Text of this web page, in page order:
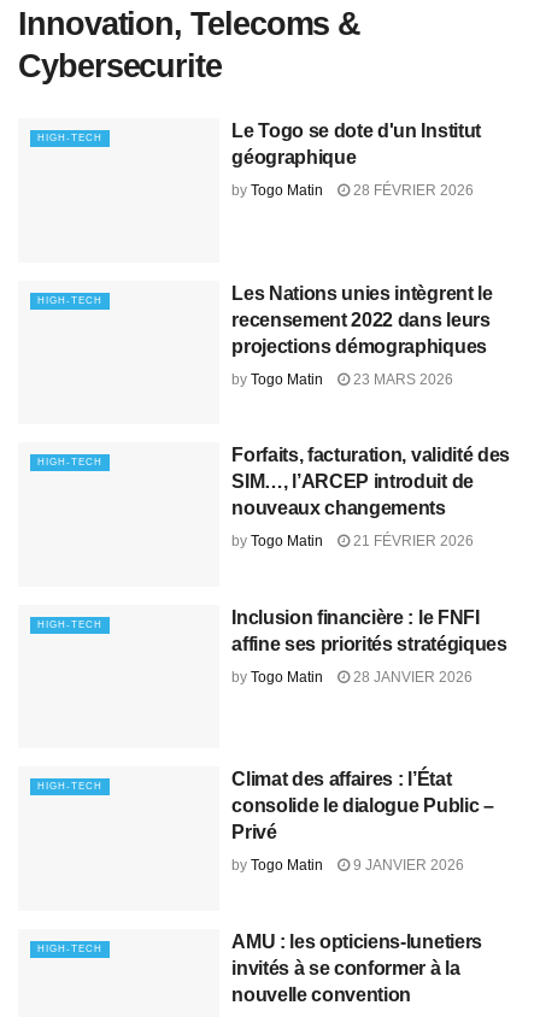
Innovation, Telecoms &
Cybersecurite
HIGH-TECH
Le Togo se dote d'un Institut
géographique
by Togo Matin 28 FÉVRIER 2026
HIGH-TECH
Les Nations unies intègrent le
recensement 2022 dans leurs
projections démographiques
by Togo Matin 23 MARS 2026
HIGH-TECH
Forfaits, facturation, validité des
SIM…, l’ARCEP introduit de
nouveaux changements
by Togo Matin 21 FÉVRIER 2026
HIGH-TECH
Inclusion financière : le FNFI
affine ses priorités stratégiques
by Togo Matin 28 JANVIER 2026
HIGH-TECH
Climat des affaires : l’État
consolide le dialogue Public –
Privé
by Togo Matin 9 JANVIER 2026
HIGH-TECH
AMU : les opticiens-lunetiers
invités à se conformer à la
nouvelle convention